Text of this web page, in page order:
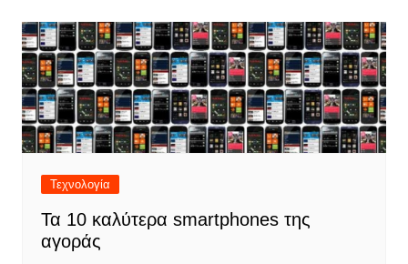
Τεχνολογία
Τα 10 καλύτερα smartphones της
αγοράς